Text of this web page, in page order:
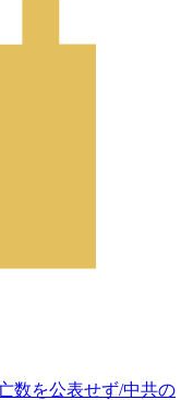
数を公表せず/中共の